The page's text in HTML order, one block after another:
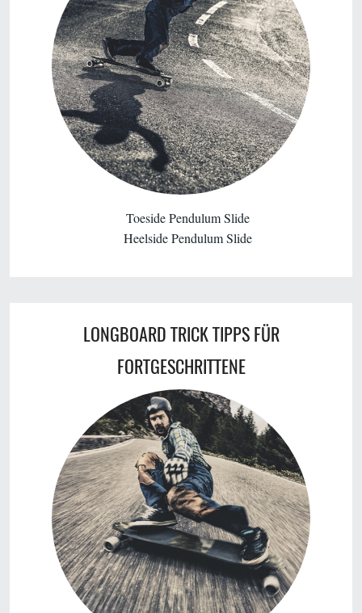
Toeside Pendulum Slide
Heelside Pendulum Slide
LONGBOARD TRICK TIPPS FÜR
FORTGESCHRITTENE